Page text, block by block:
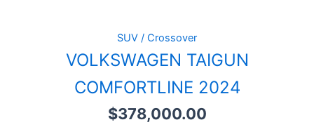
SUV / Crossover
VOLKSWAGEN TAIGUN
COMFORTLINE 2024
$378,000.00